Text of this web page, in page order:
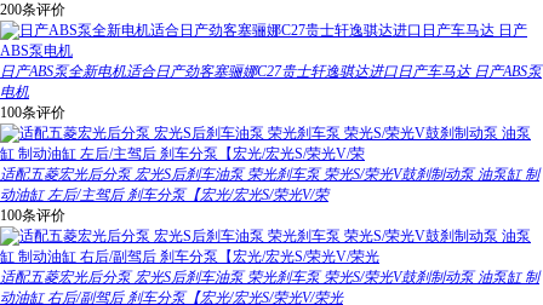
200条评价
日产ABS泵全新电机适合日产劲客塞骊娜C27贵士轩逸骐达进口日产车马达 日产ABS泵
电机
100条评价
适配五菱宏光后分泵 宏光S后刹车油泵 荣光刹车泵 荣光S/荣光V鼓刹制动泵 油泵缸 制
动油缸 左后/主驾后 刹车分泵【宏光/宏光S/荣光V/荣
100条评价
适配五菱宏光后分泵 宏光S后刹车油泵 荣光刹车泵 荣光S/荣光V鼓刹制动泵 油泵缸 制
动油缸 右后/副驾后 刹车分泵【宏光/宏光S/荣光V/荣光